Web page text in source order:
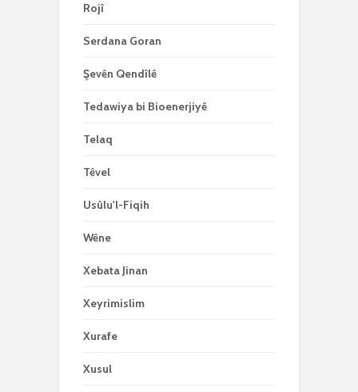
Rojî
Serdana Goran
Şevên Qendîlê
Tedawiya bi Bioenerjiyê
Telaq
Têvel
Usûlu'l-Fiqih
Wêne
Xebata Jinan
Xeyrimislim
Xurafe
Xusul